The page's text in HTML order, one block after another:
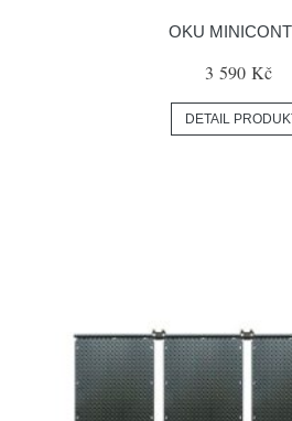
OKU
3 590 Kč
DETAIL